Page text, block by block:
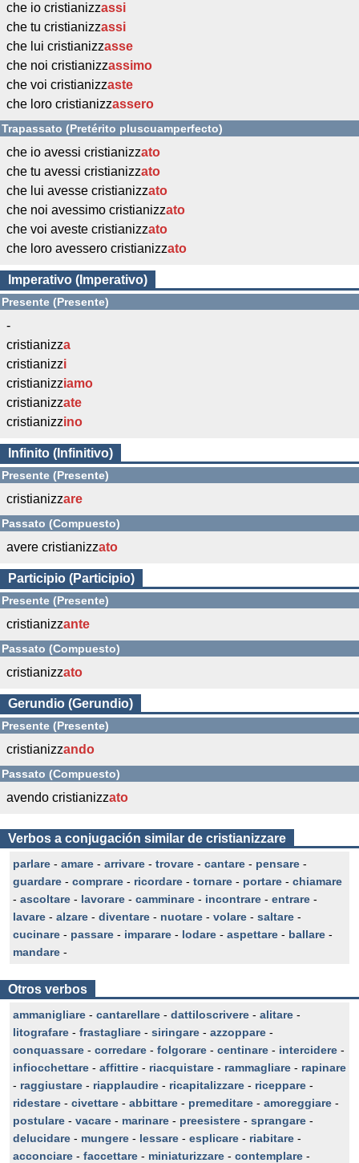
che io cristianizzassi
che tu cristianizzassi
che lui cristianizzasse
che noi cristianizzassimo
che voi cristianizzaste
che loro cristianizzassero
Trapassato (Pretérito pluscuamperfecto)
che io avessi cristianizzato
che tu avessi cristianizzato
che lui avesse cristianizzato
che noi avessimo cristianizzato
che voi aveste cristianizzato
che loro avessero cristianizzato
Imperativo (Imperativo)
Presente (Presente)
-
cristianizza
cristianizzi
cristianizziamo
cristianizzate
cristianizzino
Infinito (Infinitivo)
Presente (Presente)
cristianizzare
Passato (Compuesto)
avere cristianizzato
Participio (Participio)
Presente (Presente)
cristianizzante
Passato (Compuesto)
cristianizzato
Gerundio (Gerundio)
Presente (Presente)
cristianizzando
Passato (Compuesto)
avendo cristianizzato
Verbos a conjugación similar de cristianizzare
parlare - amare - arrivare - trovare - cantare - pensare -
guardare - comprare - ricordare - tornare - portare - chiamare
- ascoltare - lavorare - camminare - incontrare - entrare -
lavare - alzare - diventare - nuotare - volare - saltare -
cucinare - passare - imparare - lodare - aspettare - ballare -
mandare -
Otros verbos
ammanigliare - cantarellare - dattiloscrivere - alitare -
litografare - frastagliare - siringare - azzoppare -
conquassare - corredare - folgorare - centinare - intercidere -
infiocchettare - affittire - riacquistare - rammagliare - rapinare
- raggiustare - riapplaudire - ricapitalizzare - riceppare -
ridestare - civettare - abbittare - premeditare - amoreggiare -
postulare - vacare - marinare - preesistere - sprangare -
delucidare - mungere - lessare - esplicare - riabitare -
acconciare - faccettare - miniaturizzare - contemplare -